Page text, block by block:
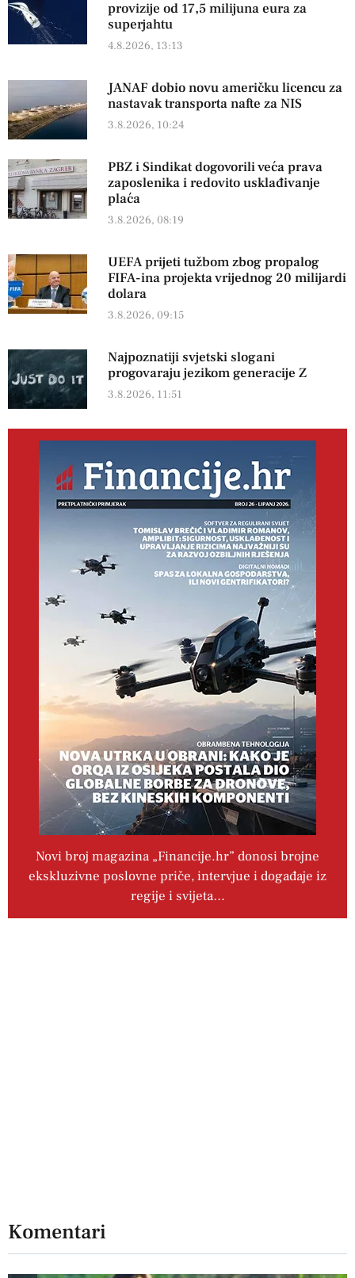
provizije od 17,5 milijuna eura za
superjahtu
4.8.2026, 13:13
JANAF dobio novu američku licencu za
nastavak transporta nafte za NIS
3.8.2026, 10:24
PBZ i Sindikat dogovorili veća prava
zaposlenika i redovito usklađivanje
plaća
3.8.2026, 08:19
UEFA prijeti tužbom zbog propalog
FIFA-ina projekta vrijednog 20 milijardi
dolara
3.8.2026, 09:15
Najpoznatiji svjetski slogani
progovaraju jezikom generacije Z
3.8.2026, 11:51
Novi broj magazina „Financije.hr” donosi brojne
ekskluzivne poslovne priče, intervjue i događaje iz
regije i svijeta…
Komentari